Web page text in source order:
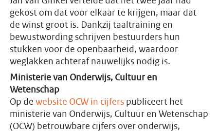
gekost om dat voor elkaar te krijgen, maar dat
de winst groot is. Dankzij taaltraining en
bewustwording schrijven bestuurders hun
stukken voor de openbaarheid, waardoor
weglakken achteraf nauwelijks nodig is.
Ministerie van Onderwijs, Cultuur en
Wetenschap
Op de website OCW in cijfers publiceert het
ministerie van Onderwijs, Cultuur en Wetenschap
(OCW) betrouwbare cijfers over onderwijs,